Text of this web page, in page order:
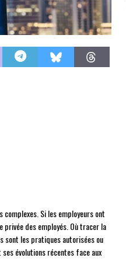
Si les employeurs ont
des employés. Où tracer la
les pratiques autorisées ou
évolutions récentes face aux